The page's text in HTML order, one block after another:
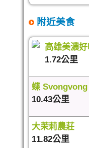
附近美食
高雄美濃
1.72公里
蝶 Svongvong
10.43公里
大茉莉農莊
11.82公里